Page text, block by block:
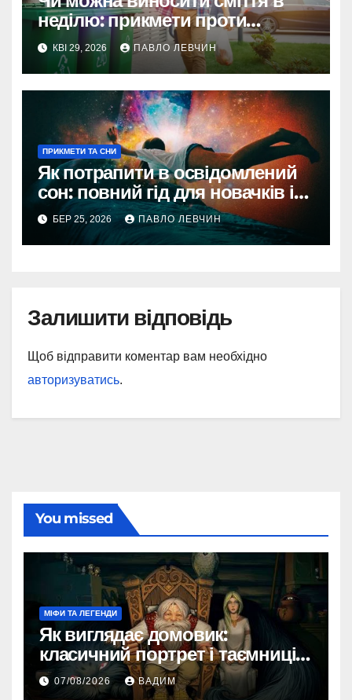
неділю: прикмети проти
реальності
КВІ 29, 2026 ПАВЛО ЛЕВЧИН
ПРИКМЕТИ ТА СНИ
Як потрапити в освідомлений
сон: повний гід для новачків і
профі
БЕР 25, 2026 ПАВЛО ЛЕВЧИН
Залишити відповідь
Щоб відправити коментар вам необхідно
авторизуватись.
You missed
МІФИ ТА ЛЕГЕНДИ
Як виглядає домовик:
класичний портрет і таємниці
зовнішності
07/08/2026 ВАДИМ